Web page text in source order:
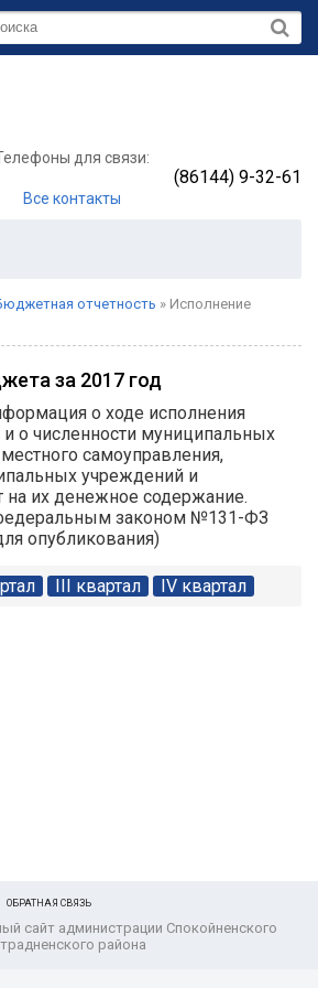
для связи:
(86144) 9-32-61
Все контакты
отчетность » Исполнение
за 2017 год
о ходе исполнения
о численности муниципальных
самоуправления,
учреждений и
на их денежное содержание.
законом №131-ФЗ
опубликования)
III квартал IV квартал
ОБРАТНАЯ СВЯЗЬ
сайт администрации Спокойненского
района